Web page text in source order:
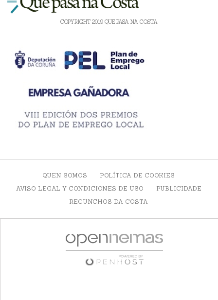
COPYRIGHT 2019 QUE PASA NA COSTA
QUEN SOMOS
POLÍTICA DE COOKIES
AVISO LEGAL Y CONDICIONES DE USO
PUBLICIDADE
RECUNCHOS DA COSTA